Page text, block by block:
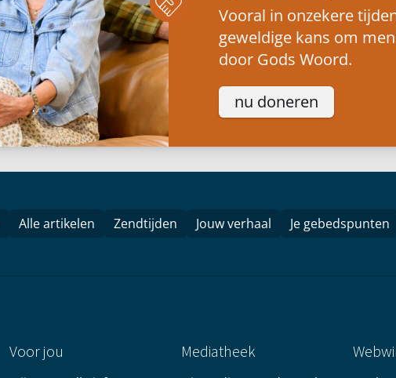
Vooral in onzekere
geweldige kans om
door Gods Woord.
nu doneren
Alle artikelen Zendtijden Jouw verhaal
Je gebedspunten
Voor jou Mediatheek